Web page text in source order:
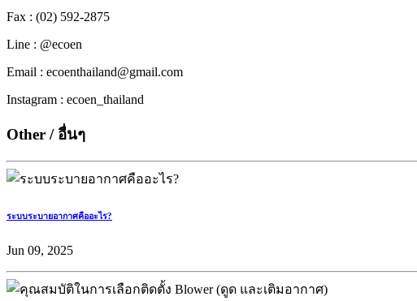
Fax : (02) 592-2875
Line : @ecoen
Email : ecoenthailand@gmail.com
Instagram : ecoen_thailand
Other / อื่นๆ
ระบบระบายอากาศคืออะไร?
Jun 09, 2025